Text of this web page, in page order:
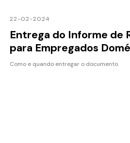
22-02-2024
Entrega do Informe de
para Empregados
Como e quando entregar o documento.